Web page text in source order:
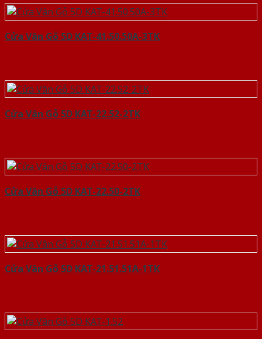
Cửa Vân Gỗ 5D KAT-41.50.50A-3TK
Cửa Vân Gỗ 5D KAT-22.52-2TK
Cửa Vân Gỗ 5D KAT-22.50-2TK
Cửa Vân Gỗ 5D KAT-21.51.51A-1TK